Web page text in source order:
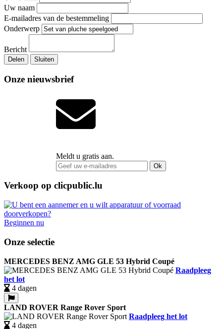
Uw naam
E-mailadres van de bestemmeling
Onderwerp
Bericht
Delen Sluiten
Onze nieuwsbrief
Meldt u gratis aan.
Ok
Verkoop op clicpublic.lu
Beginnen nu
Onze selectie
MERCEDES BENZ AMG GLE 53 Hybrid Coupé
Raadpleeg
het lot
4 dagen
LAND ROVER Range Rover Sport
Raadpleeg het lot
4 dagen